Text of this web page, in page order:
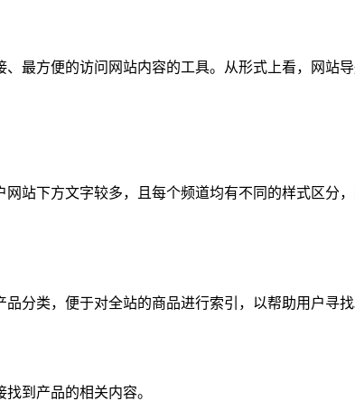
最方便的访问网站内容的工具。从形式上看，网站
站下方文字较多，且每个频道均有不同的样式区分
分类，便于对全站的商品进行索引，以帮助用户寻找
到产品的相关内容。